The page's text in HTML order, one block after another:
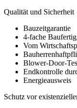
Qualität und Sicherheit
Bauzeitgarantie
4-fache
Vom
Blower-Door-
Endkontrolle
Energieausweis
Schutz vor